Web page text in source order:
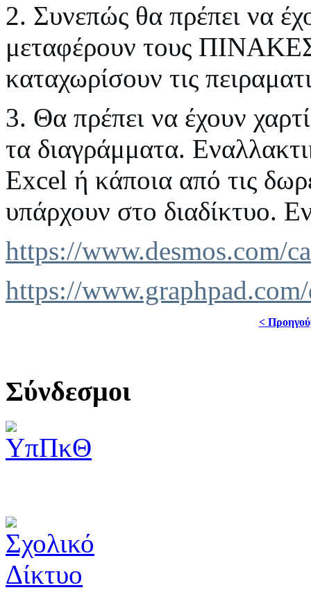
2. Συνεπώς θα πρέπει να
μεταφέρουν τους
καταχωρίσουν τις
3. Θα πρέπει να έχουν
τα διαγράμματα.
Excel ή κάποια από τις
υπάρχουν στο διαδίκτυο.
https://www.desmos.com/
https://
<
Σύνδεσμοι